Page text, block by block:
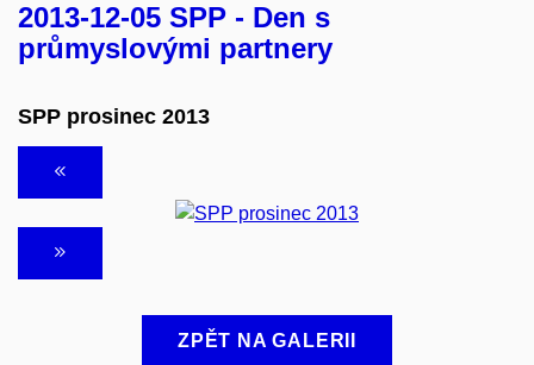
2013-12-05 SPP - Den s
průmyslovými partnery
SPP prosinec 2013
ZPĚT NA GALERII